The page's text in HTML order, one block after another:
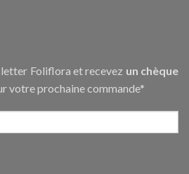
Foliflora et recevez un chèque
votre prochaine commande*